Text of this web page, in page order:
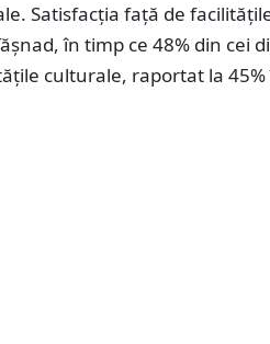
Satisfacția față de
în timp ce 48% din cei
culturale, raportat la 45%